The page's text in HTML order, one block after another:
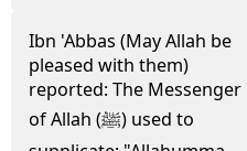
Ibn 'Abbas (May Allah be
pleased with them)
reported: The Messenger
of Allah (ﷺ) used to